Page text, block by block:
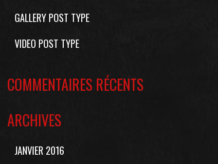
GALLERY POST TYPE
VIDEO POST TYPE
COMMENTAIRES RÉCENTS
ARCHIVES
JANVIER 2016